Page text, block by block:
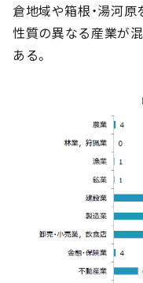
倉地域や箱根・湯河
性質の異なる産業が
ある。